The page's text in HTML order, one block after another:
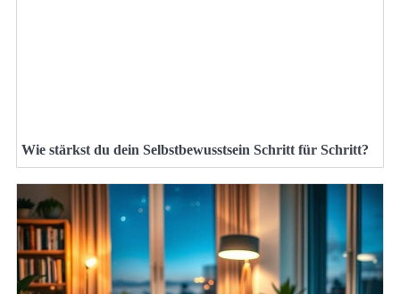
Wie stärkst du dein Selbstbewusstsein Schritt für Schritt?